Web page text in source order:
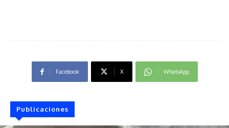
Facebook X WhatsApp
Publicaciones